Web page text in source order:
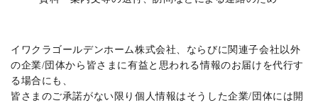
イワクラゴールデンホーム株式会社、ならびに関連子会社以外
の企業/団体から皆さまに有益と思われる情報のお届けを代行す
る場合にも、
皆さまのご承諾がない限り個人情報はそうした企業/団体には開